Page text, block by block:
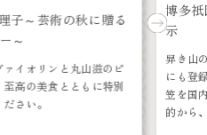
子～芸術の秋に贈る
～
イオリンと丸山滋のピ
高の美食とともに特別
さい。
博多
示
舁き山
にも登
笠を国
的から